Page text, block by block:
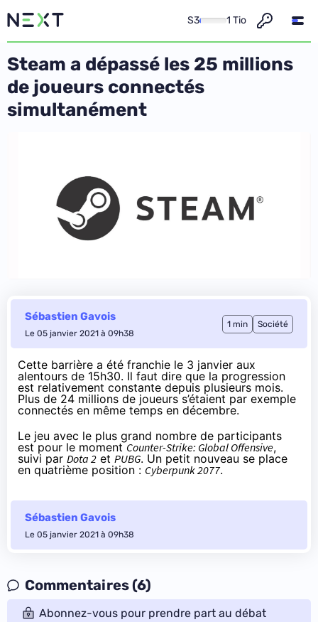
S3 1 Tio
Steam a dépassé les 25 millions
de joueurs connectés
simultanément
Sébastien Gavois
Le 05 janvier 2021 à 09h38
1 min Société
Cette barrière a été franchie le 3 janvier aux
alentours de 15h30. Il faut dire que la progression
est relativement constante depuis plusieurs mois.
Plus de 24 millions de joueurs s’étaient par exemple
connectés en même temps en décembre.
Le jeu avec le plus grand nombre de participants
est pour le momentCounter-Strike: Global Offensive,
suivi par Dota 2 et PUBG. Un petit nouveau se place
en quatrième position : Cyberpunk 2077.
Sébastien Gavois
Le 05 janvier 2021 à 09h38
Commentaires (6)
Abonnez-vous pour prendre part au débat